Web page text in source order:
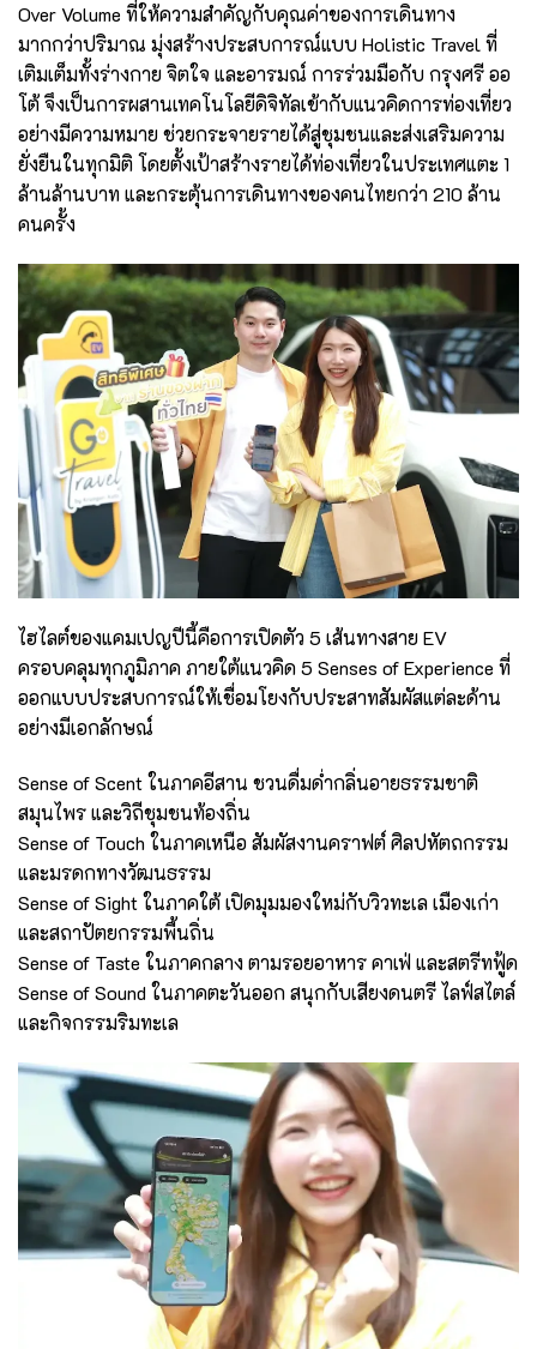
Over Volume ที่ให้ความสำคัญกับคุณค่าของการเดินทาง
มากกว่าปริมาณ มุ่งสร้างประสบการณ์แบบ Holistic Travel ที่
เติมเต็มทั้งร่างกาย จิตใจ และอารมณ์ การร่วมมือกับ กรุงศรี ออ
โต้ จึงเป็นการผสานเทคโนโลยีดิจิทัลเข้ากับแนวคิดการท่องเที่ยว
อย่างมีความหมาย ช่วยกระจายรายได้สู่ชุมชนและส่งเสริมความ
ยั่งยืนในทุกมิติ โดยตั้งเป้าสร้างรายได้ท่องเที่ยวในประเทศแตะ 1
ล้านล้านบาท และกระตุ้นการเดินทางของคนไทยกว่า 210 ล้าน
คนครั้ง
ไฮไลต์ของแคมเปญปีนี้คือการเปิดตัว 5 เส้นทางสาย EV
ครอบคลุมทุกภูมิภาค ภายใต้แนวคิด 5 Senses of Experience ที่
ออกแบบประสบการณ์ให้เชื่อมโยงกับประสาทสัมผัสแต่ละด้าน
อย่างมีเอกลักษณ์
Sense of Scent ในภาคอีสาน ชวนดื่มด่ำกลิ่นอายธรรมชาติ
สมุนไพร และวิถีชุมชนท้องถิ่น
Sense of Touch ในภาคเหนือ สัมผัสงานคราฟต์ ศิลปหัตถกรรม
และมรดกทางวัฒนธรรม
Sense of Sight ในภาคใต้ เปิดมุมมองใหม่กับวิวทะเล เมืองเก่า
และสถาปัตยกรรมพื้นถิ่น
Sense of Taste ในภาคกลาง ตามรอยอาหาร คาเฟ่ และสตรีทฟู้ด
Sense of Sound ในภาคตะวันออก สนุกกับเสียงดนตรี ไลฟ์สไตล์
และกิจกรรมริมทะเล